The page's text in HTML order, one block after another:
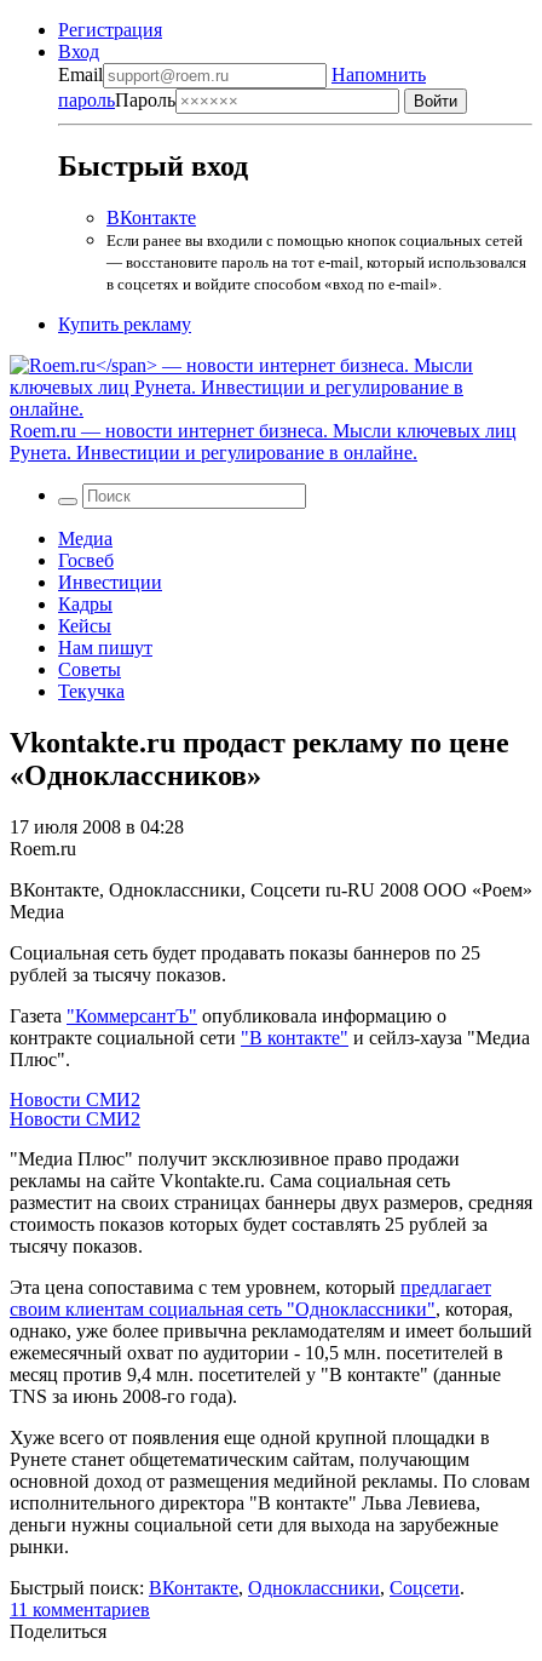
Регистрация
Вход
Email
Напомнить
парольПароль
Быстрый вход
ВКонтакте
Если ранее вы входили с помощью кнопок социальных сетей
— восстановите пароль на тот e-mail, который использовался
в соцсетях и войдите способом «вход по e-mail».
Купить рекламу
Roem.ru — новости интернет бизнеса. Мысли ключевых лиц
Рунета. Инвестиции и регулирование в онлайне.
Медиа
Госвеб
Инвестиции
Кадры
Кейсы
Нам пишут
Советы
Текучка
Vkontakte.ru продаст рекламу по цене
«Одноклассников»
17 июля 2008 в 04:28
Roem.ru
ВКонтакте, Одноклассники, Соцсети ru-RU 2008 ООО «Роем»
Медиа
Социальная сеть будет продавать показы баннеров по 25
рублей за тысячу показов.
Газета "КоммерсантЪ" опубликовала информацию о
контракте социальной сети "В контакте" и сейлз-хауза "Медиа
Плюс".
Новости СМИ2
Новости СМИ2
"Медиа Плюс" получит эксклюзивное право продажи
рекламы на сайте Vkontakte.ru. Сама социальная сеть
разместит на своих страницах баннеры двух размеров, средняя
стоимость показов которых будет составлять 25 рублей за
тысячу показов.
Эта цена сопоставима с тем уровнем, который предлагает
своим клиентам социальная сеть "Одноклассники", которая,
однако, уже более привычна рекламодателям и имеет больший
ежемесячный охват по аудитории - 10,5 млн. посетителей в
месяц против 9,4 млн. посетителей у "В контакте" (данные
TNS за июнь 2008-го года).
Хуже всего от появления еще одной крупной площадки в
Рунете станет общетематическим сайтам, получающим
основной доход от размещения медийной рекламы. По словам
исполнительного директора "В контакте" Льва Левиева,
деньги нужны социальной сети для выхода на зарубежные
рынки.
Быстрый поиск: ВКонтакте, Одноклассники, Соцсети.
11 комментариев
Поделиться